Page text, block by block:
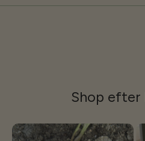
Shop efter